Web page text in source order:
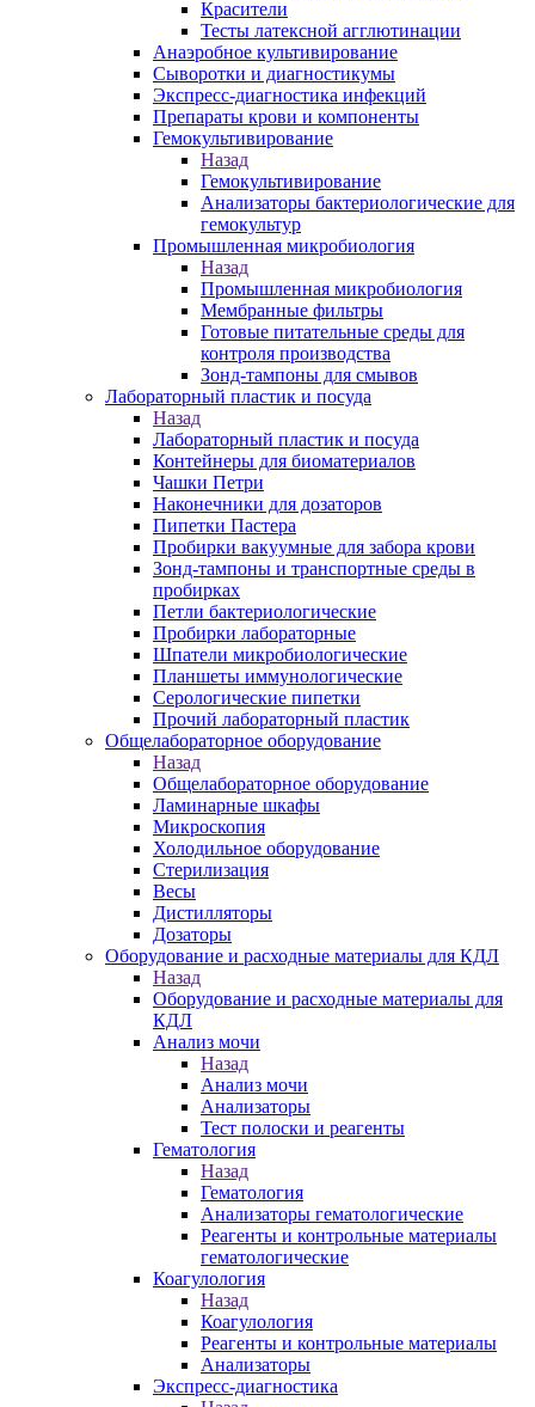
Красители
Тесты латексной агглютинации
Анаэробное культивирование
Сыворотки и диагностикумы
Экспресс-диагностика инфекций
Препараты крови и компоненты
Гемокультивирование
Назад
Гемокультивирование
Анализаторы бактериологические для
гемокультур
Промышленная микробиология
Назад
Промышленная микробиология
Мембранные фильтры
Готовые питательные среды для
контроля производства
Зонд-тампоны для смывов
Лабораторный пластик и посуда
Назад
Лабораторный пластик и посуда
Контейнеры для биоматериалов
Чашки Петри
Наконечники для дозаторов
Пипетки Пастера
Пробирки вакуумные для забора крови
Зонд-тампоны и транспортные среды в
пробирках
Петли бактериологические
Пробирки лабораторные
Шпатели микробиологические
Планшеты иммунологические
Серологические пипетки
Прочий лабораторный пластик
Общелабораторное оборудование
Назад
Общелабораторное оборудование
Ламинарные шкафы
Микроскопия
Холодильное оборудование
Стерилизация
Весы
Дистилляторы
Дозаторы
Оборудование и расходные материалы для КДЛ
Назад
Оборудование и расходные материалы для
КДЛ
Анализ мочи
Назад
Анализ мочи
Анализаторы
Тест полоски и реагенты
Гематология
Назад
Гематология
Анализаторы гематологические
Реагенты и контрольные материалы
гематологические
Коагулология
Назад
Коагулология
Реагенты и контрольные материалы
Анализаторы
Экспресс-диагностика